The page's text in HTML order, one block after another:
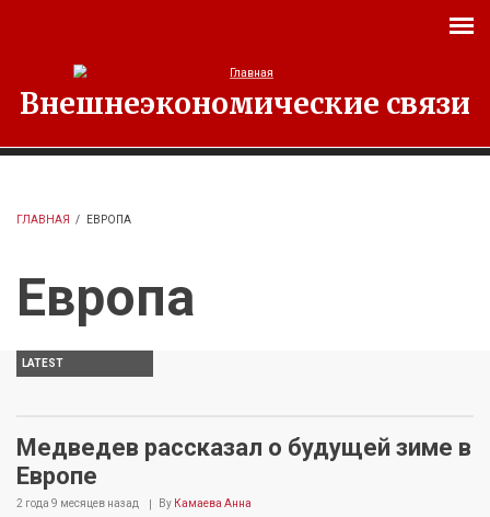
Внешнеэкономические связи
ГЛАВНАЯ / ЕВРОПА
Европа
LATEST
Медведев рассказал о будущей зиме в
Европе
2 года 9 месяцев назад By Камаева Анна